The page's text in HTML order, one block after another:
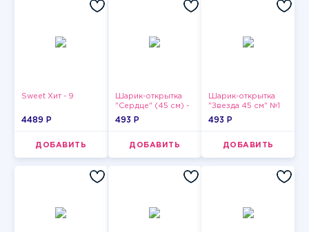
Sweet Хит - 9
4489 P
ДОБАВИТЬ
Шарик-открытка
"Сердце" (45 см) -
2
493 P
ДОБАВИТЬ
Шарик-открытка
"Звезда 45 см" №1
493 P
ДОБАВИТЬ